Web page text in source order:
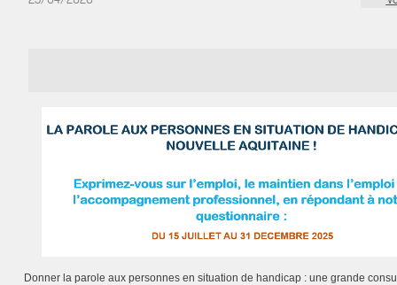
Donner la parole aux personnes en situation de handicap : une grande